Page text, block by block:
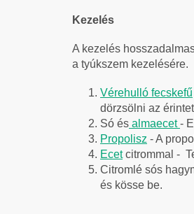
Kezelés
A kezelés
a tyúkszem kezelésére.
Vérehulló fecskefű
dörzsölni az
Só és almaecet-
Propolisz - A
Ecetcitrommal -
Citromlé sós
és kösse be.